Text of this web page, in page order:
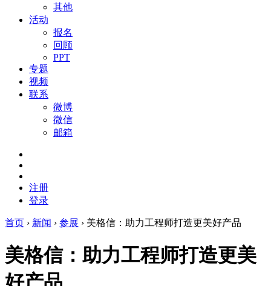
其他
活动
报名
回顾
PPT
专题
视频
联系
微博
微信
邮箱
注册
登录
首页 › 新闻 › 参展 › 美格信：助力工程师打造更美好产品
美格信：助力工程师打造更美